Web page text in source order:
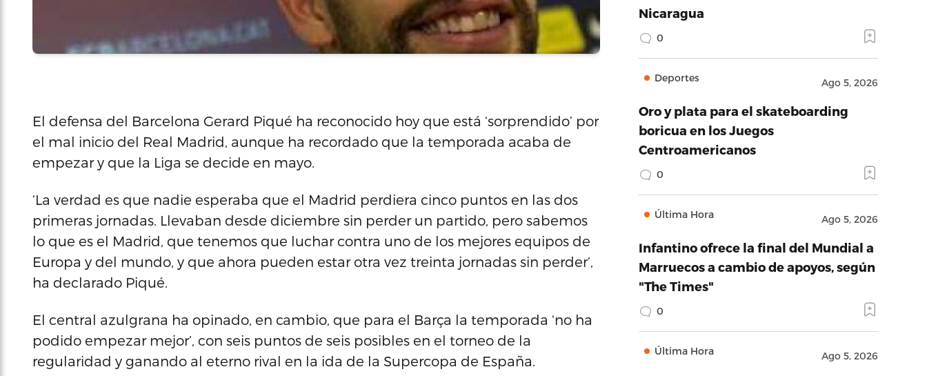
El defensa del Barcelona Gerard Piqué ha reconocido hoy que está ‘sorprendido’ por
el mal inicio del Real Madrid, aunque ha recordado que la temporada acaba de
empezar y que la Liga se decide en mayo.
‘La verdad es que nadie esperaba que el Madrid perdiera cinco puntos en las dos
primeras jornadas. Llevaban desde diciembre sin perder un partido, pero sabemos
lo que es el Madrid, que tenemos que luchar contra uno de los mejores equipos de
Europa y del mundo, y que ahora pueden estar otra vez treinta jornadas sin perder’,
ha declarado Piqué.
El central azulgrana ha opinado, en cambio, que para el Barça la temporada ‘no ha
podido empezar mejor’, con seis puntos de seis posibles en el torneo de la
regularidad y ganando al eterno rival en la ida de la Supercopa de España.
Nicaragua
0
Deportes Ago 5, 2026
Oro y plata para el skateboarding
boricua en los Juegos
Centroamericanos
0
Última Hora Ago 5, 2026
Infantino ofrece la final del Mundial a
Marruecos a cambio de apoyos, según
"The Times"
0
Última Hora Ago 5, 2026